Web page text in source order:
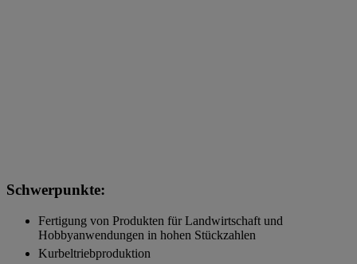
Schwerpunkte:
Fertigung von Produkten für Landwirtschaft und
Hobbyanwendungen in hohen Stückzahlen
Kurbeltriebproduktion